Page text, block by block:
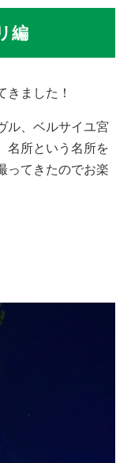
編
ました！
ル、ベルサイユ宮
名所という名所を
ってきたのでお楽